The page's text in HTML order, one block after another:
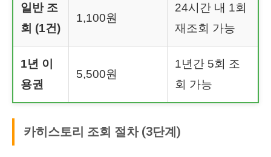
일반 조
회 (1건)
1,100원
24시간 내 1회
재조회 가능
1년 이
용권
5,500원
1년간 5회 조
회 가능
카히스토리 조회 절차 (3단계)